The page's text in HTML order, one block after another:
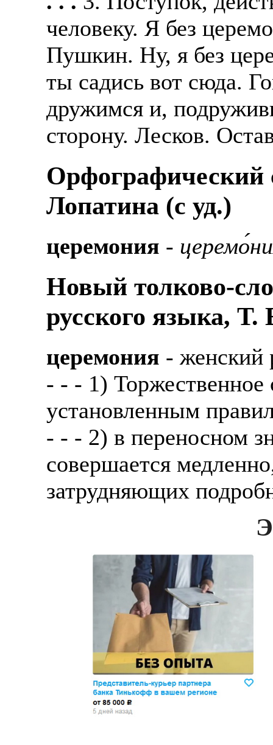
человеку. Я без
Пушкин. Ну, я без
ты садись вот сюда.
дружимся и,
сторону. Лесков.
Орфографический
Лопатина (c уд.)
церемония -
Новый толково-
русского языка,
церемония - женский
- - - 1) Торжественное
установленным
- - - 2) в переносном
совершается
затрудняющих